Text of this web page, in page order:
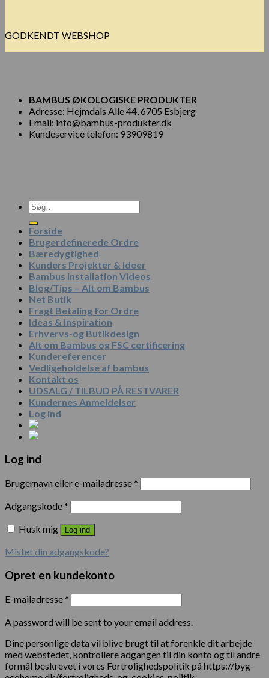
GODKENDT WEBSHOP
BAMBUS ØKOLOGISKE PRODUKTER
Adresse: Hejmdals Alle 44, 6705 Esbjerg
Email: info@bambus-produkter.dk
Kundeservice telefon: 93909819
Søg
efter:
Forside
Brugerdefinerede Ordre
Bæredygtighed
Kunders Projekter & Ideer
Bambus Installation Videos
Blog/Tips – Alt om Bambus
Net Butik
Fragt Betaling for Ordre
Ideas & Inspiration
Erhvervs-og Butikdesign
Alt om Bambus og FSC certificering
Kundereferencer
Vedligeholdelse af bambus
Kontakt os
UDSALG / TILBUD PÅ RESTVARER
Kundernes Anmeldelser
Log ind
Log ind
Brugernavn eller e-mailadresse*
Adgangskode*
Husk mig
Log ind
Mistet din adgangskode?
Opret en kundekonto
E-mailadresse*
A password will be sent to your email address.
Dine personlige data vil blive brugt til at forenkle dit arbejde
med webstedet, kontrollere adgangen til din konto og til andre
formål beskrevet i vores Fortrolighedspolitik på https://byg-